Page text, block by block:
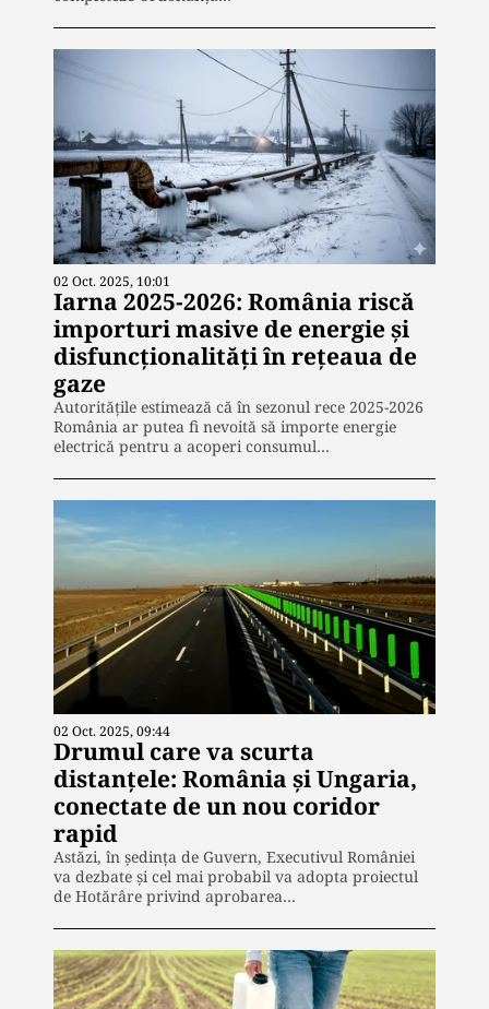
02 Oct. 2025, 10:01
Iarna 2025-2026: România riscă
importuri masive de energie și
disfuncționalități în rețeaua de
gaze
Autoritățile estimează că în sezonul rece 2025-2026
România ar putea fi nevoită să importe energie
electrică pentru a acoperi consumul…
02 Oct. 2025, 09:44
Drumul care va scurta
distanțele: România și Ungaria,
conectate de un nou coridor
rapid
Astăzi, în ședința de Guvern, Executivul României
va dezbate și cel mai probabil va adopta proiectul
de Hotărâre privind aprobarea…